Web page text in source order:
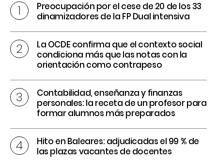
Preocupación por el cese de 20 de los 33
dinamizadores de la FP Dual intensiva
La OCDE confirma que el contexto social
condiciona más que las notas con la
orientación como contrapeso
Contabilidad, enseñanza y finanzas
personales: la receta de un profesor para
formar alumnos más preparados
Hito en Baleares: adjudicadas el 99 % de
las plazas vacantes de docentes